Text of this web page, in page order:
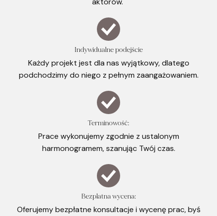
Indywidualne podejście
Każdy projekt jest dla nas wyjątkowy, dlatego
podchodzimy do niego z pełnym zaangażowaniem.
Terminowość:
Prace wykonujemy zgodnie z ustalonym
harmonogramem, szanując Twój czas.
Bezpłatna wycena:
Oferujemy bezpłatne konsultacje i wycenę prac, byś